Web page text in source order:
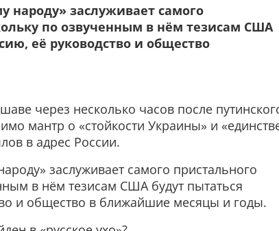
народу» заслуживает самого
по озвученным в нём тезисам США
её руководство и общество
через несколько часов после
мантр о «стойкости Украины» и
в адрес России.
заслуживает самого пристального
в нём тезисам США будут пытаться
и общество в ближайшие месяцы и годы.